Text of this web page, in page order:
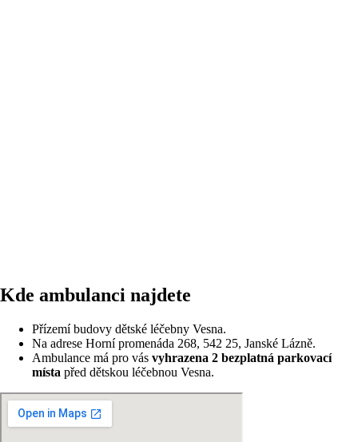
Kde ambulanci najdete
Přízemí budovy dětské léčebny Vesna.
Na adrese Horní promenáda 268, 542 25, Janské Lázně.
Ambulance má pro vás vyhrazena 2 bezplatná parkovací
místa před dětskou léčebnou Vesna.